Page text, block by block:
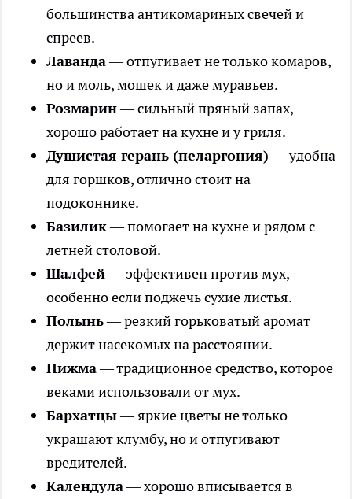
большинства антикомариных свечей и
спреев.
Лаванда— отпугивает не только комаров,
но и моль, мошек и даже муравьев.
Розмарин— сильный пряный запах,
хорошо работает на кухне и у гриля.
Душистая герань (пеларгония)— удобна
для горшков, отлично стоит на
подоконнике.
Базилик— помогает на кухне и рядом с
летней столовой.
Шалфей— эффективен против мух,
особенно если поджечь сухие листья.
Полынь— резкий горьковатый аромат
держит насекомых на расстоянии.
Пижма— традиционное средство, которое
веками использовали от мух.
Бархатцы— яркие цветы не только
украшают клумбу, но и отпугивают
вредителей.
Календула— хорошо вписывается в